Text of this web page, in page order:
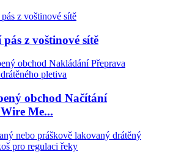
z voštinové sítě
obchod Načítání
Me...